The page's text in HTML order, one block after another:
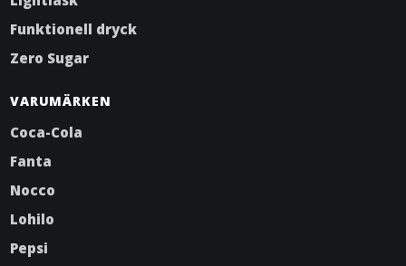
Funktionell dryck
Zero Sugar
VARUMÄRKEN
Coca-Cola
Fanta
Nocco
Lohilo
Pepsi